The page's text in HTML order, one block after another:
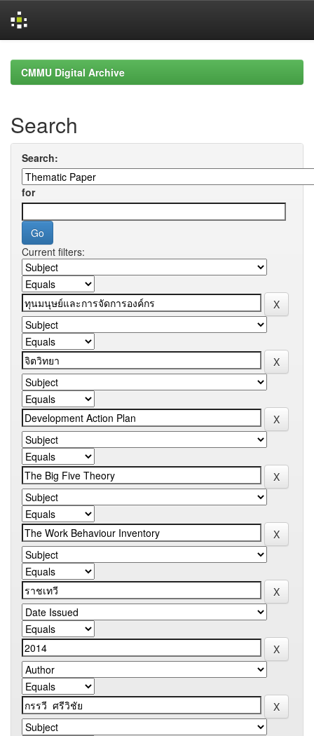
navigationCMMU Digital Archive
Search
Search:
for
Current filters: